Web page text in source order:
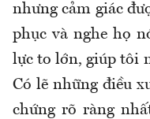
nhưng cảm giác
phục và nghe họ
lực to lớn, giúp tôi
Có lẽ những điều
chứng rõ ràng